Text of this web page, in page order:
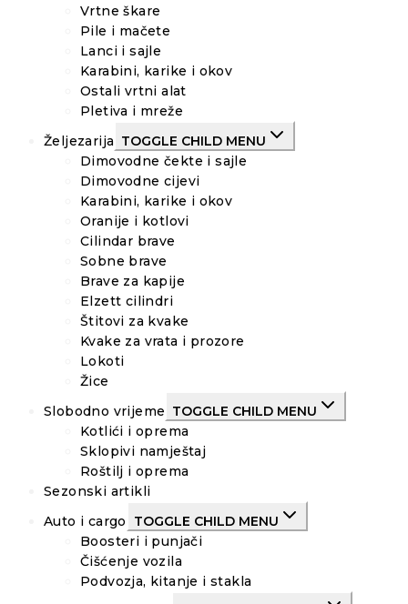
Vrtne škare
Pile i mačete
Lanci i sajle
Karabini, karike i okov
Ostali vrtni alat
Pletiva i mreže
Željezarija TOGGLE CHILD MENU
Dimovodne čekte i sajle
Dimovodne cijevi
Karabini, karike i okov
Oranije i kotlovi
Cilindar brave
Sobne brave
Brave za kapije
Elzett cilindri
Štitovi za kvake
Kvake za vrata i prozore
Lokoti
Žice
Slobodno vrijeme TOGGLE CHILD MENU
Kotlići i oprema
Sklopivi namještaj
Roštilj i oprema
Sezonski artikli
Auto i cargo
TOGGLE CHILD MENU
Boosteri i punjači
Čišćenje vozila
Podvozja, kitanje i stakla